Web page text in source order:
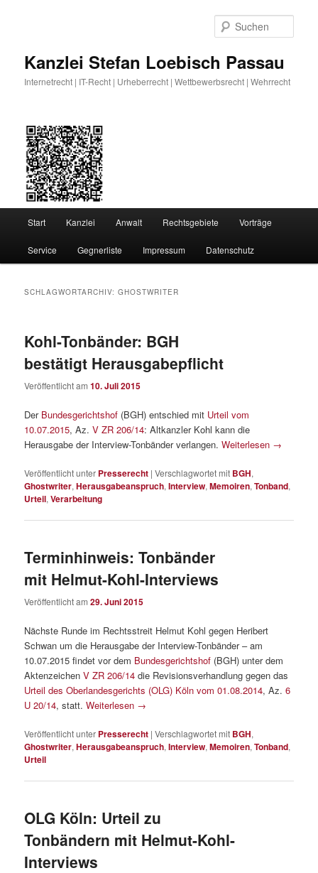
Kanzlei Stefan Loebisch Passau
Internetrecht | IT-Recht | Urheberrecht | Wettbewerbsrecht | Wehrrecht
Start Kanzlei Anwalt Rechtsgebiete Vorträge
Service Gegnerliste Impressum Datenschutz
SCHLAGWORTARCHIV:GHOSTWRITER
Kohl-Tonbänder: BGH
bestätigt Herausgabepflicht
Veröffentlicht am10. Juli 2015
Der Bundesgerichtshof (BGH) entschied mit Urteil vom
10.07.2015, Az.V ZR 206/14: Altkanzler Kohl kann die
Herausgabe der Interview-Tonbänder verlangen.Weiterlesen →
Veröffentlicht unter Presserecht |Verschlagwortet mit BGH,
Ghostwriter,Herausgabeanspruch,Interview,Memoiren,Tonband,
Urteil,Verarbeitung
Terminhinweis: Tonbänder
mit Helmut-Kohl-Interviews
Veröffentlicht am29. Juni 2015
Nächste Runde im Rechtsstreit Helmut Kohl gegen Heribert
Schwan um die Herausgabe der Interview-Tonbänder – am
10.07.2015 findet vor dem Bundesgerichtshof (BGH) unter dem
AktenzeichenV ZR 206/14 die Revisionsverhandlung gegen das
Urteil des Oberlandesgerichts (OLG) Köln vom 01.08.2014, Az.6
U 20/14, statt.Weiterlesen →
Veröffentlicht unter Presserecht |Verschlagwortet mit BGH,
Ghostwriter,Herausgabeanspruch,Interview,Memoiren,Tonband,
Urteil
OLG Köln: Urteil zu
Tonbändern mit Helmut-Kohl-
Interviews